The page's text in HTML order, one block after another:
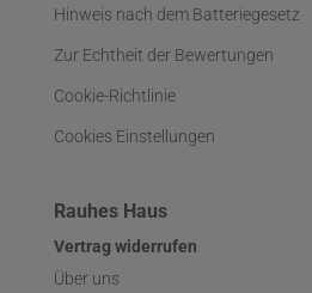
Hinweis nach dem Batteriegesetz
Zur Echtheit der Bewertungen
Cookie-Richtlinie
Cookies Einstellungen
Rauhes Haus
Vertrag widerrufen
Über uns